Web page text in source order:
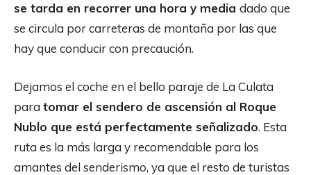
se tarda en recorrer una hora y media dado que
se circula por carreteras de montaña por las que
hay que conducir con precaución.
Dejamos el coche en el bello paraje de La Culata
para tomar el sendero de ascensión al Roque
Nublo que está perfectamente señalizado. Esta
ruta es la más larga y recomendable para los
amantes del senderismo, ya que el resto de turistas